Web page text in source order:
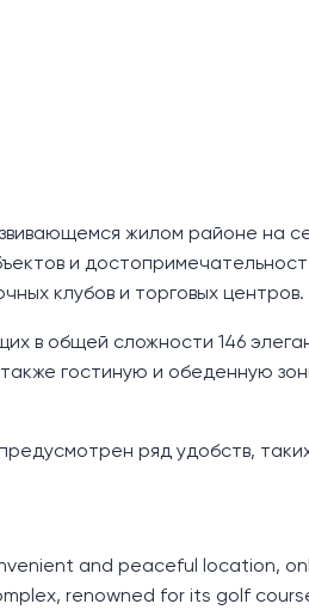
жилом районе на
и
клубов и торговых центров.
в общей сложности 146
гостиную и обеденную
ряд удобств,
and peaceful location,
renowned for its golf